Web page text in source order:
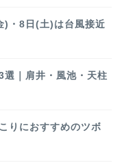
)・8日(土)は台風接近
選｜肩井・風池・天柱
りにおすすめのツボ